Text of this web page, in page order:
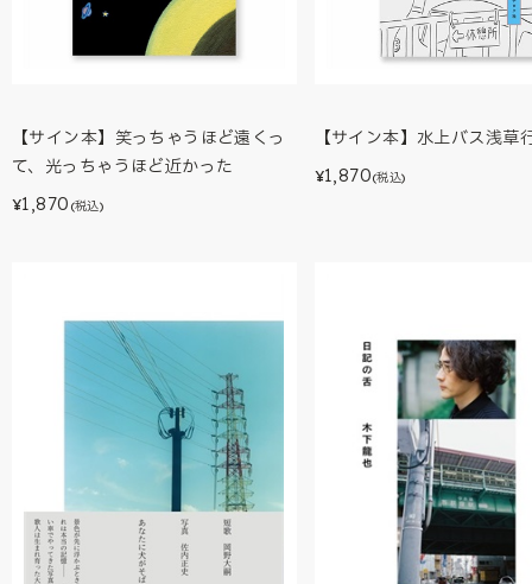
【サイン本】笑っちゃうほど遠くっ
て、光っちゃうほど近かった
¥1,870 (税込)
【サイン本】水上バス浅草
¥1,870(税込)